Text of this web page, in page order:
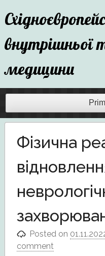
Skip
to
content
внутрішньої
медицини
Фізична
Posted on
comment